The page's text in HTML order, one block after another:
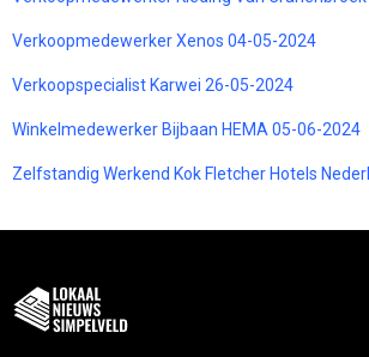
Verkoopmedewerker Xenos 04-05-2024
Verkoopspecialist Karwei 26-05-2024
Winkelmedewerker Bijbaan HEMA 05-06-2024
Zelfstandig Werkend Kok Fletcher Hotels